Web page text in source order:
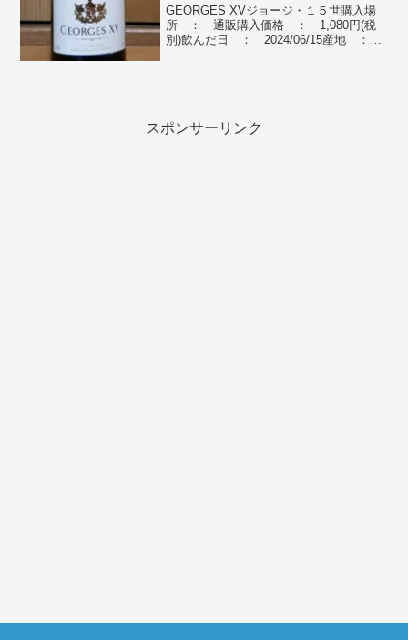
GEORGES XVジョージ・１５世購入場
所 ： 通販購入価格 ： 1,080円(税
別)飲んだ日 ： 2024/06/15産地 ：
スポンサーリンク